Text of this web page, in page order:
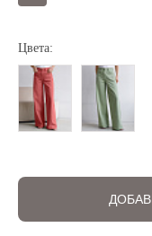
Цвета: